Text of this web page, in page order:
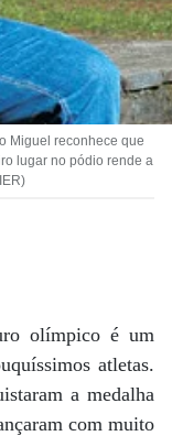
Miguel reconhece que
lugar no pódio rende a
olímpico é um
atletas.
a medalha
com muito